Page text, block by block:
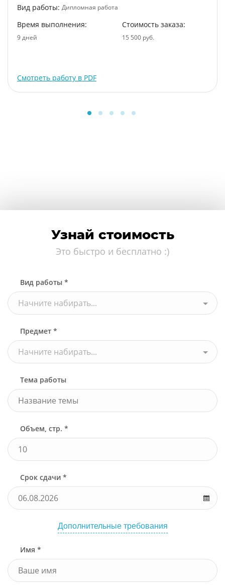
Вид работы: Дипломная работа
Время выполнения:
9 дней
Стоимость заказа:
15 500 руб.
Смотреть работу в PDF
Узнай стоимость
Это быстро и бесплатно :)
Вид работы *
Начните набирать...
Предмет *
Начните набирать...
Тема работы
Объем, стр. *
Срок сдачи *
Дополнительные требования
Имя *